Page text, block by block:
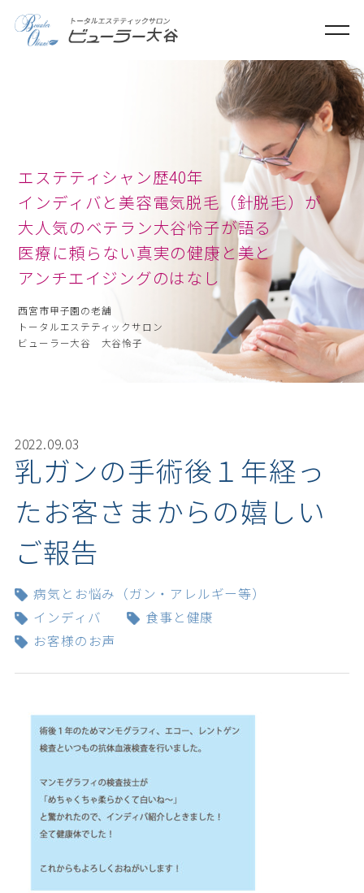
さとう式リンパケア
エステティシャン歴40年
インディバと美容電気脱毛（針脱毛）が
大人気のベテラン大谷怜子が語る
医療に頼らない真実の健康と美と
アンチエイジングのはなし
西宮市甲子園の老舗
トータルエステティックサロン
ビューラー大谷 大谷怜子
2022.09.03
乳ガンの手術後１年経っ
たお客さまからの嬉しい
ご報告
病気とお悩み（ガン・アレルギー等）
インディバ
食事と健康
お客様のお声